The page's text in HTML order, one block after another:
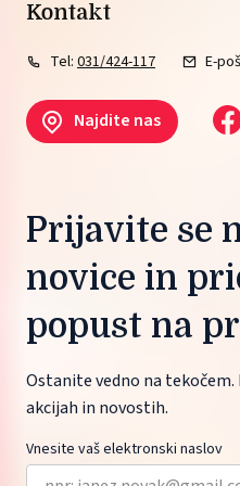
Kontakt
Tel: 031/424-117 E-
Najdite nas
Prijavite se
novice in
popust na
Ostanite vedno na tekočem.
akcijah in novostih.
Vnesite vaš elektronski naslov